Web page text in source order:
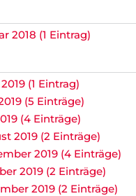
2018 (1 Eintrag)
(1 Eintrag)
(5 Einträge)
(4 Einträge)
2019 (2 Einträge)
2019 (4 Einträge)
2019 (2 Einträge)
2019 (2 Einträge)